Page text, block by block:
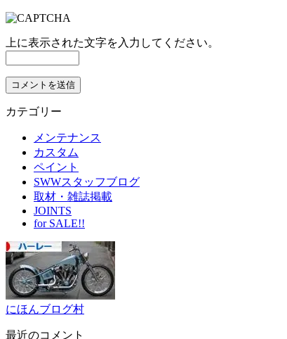
上に表示された文字を入力してください。
カテゴリー
メンテナンス
カスタム
ペイント
SWWスタッフブログ
取材・雑誌掲載
JOINTS
for SALE!!
にほんブログ村
最近のコメント